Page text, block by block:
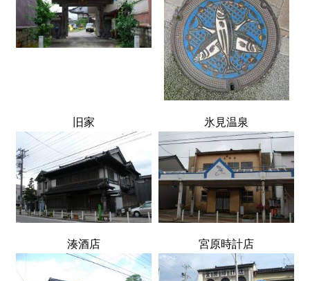
旧家 氷見温泉
湊酒店 宮原時計店